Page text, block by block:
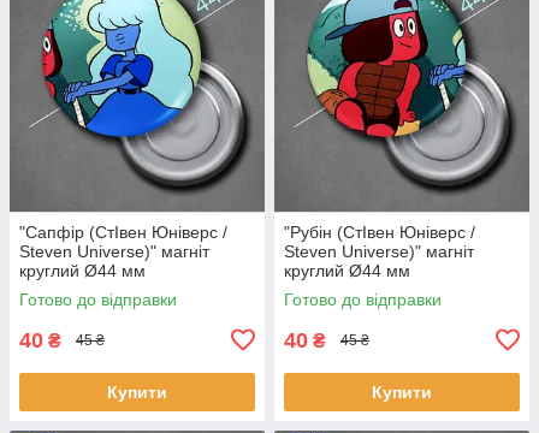
"Сапфір (СтІвен Юніверс /
Steven Universe)" магніт
круглий Ø44 мм
Готово до відправки
40 ₴ 45 ₴
Купити
"Рубін (СтІвен Юніверс /
Steven Universe)" магніт
круглий Ø44 мм
Готово до відправки
40 ₴ 45 ₴
Купити